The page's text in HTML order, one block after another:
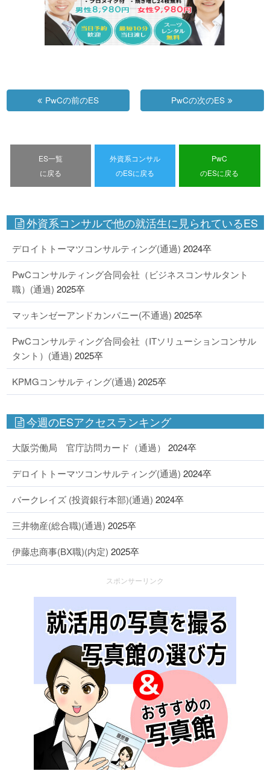
PwCの前のES PwCの次のES
ES一覧
に戻る
外資系コンサル
のESに戻る
PwC
のESに戻る
外資系コンサルで他の就活生に見られているES
デロイトトーマツコンサルティング(通過) 2024卒
PwCコンサルティング合同会社（ビジネスコンサルタント
職）(通過) 2025卒
マッキンゼーアンドカンパニー(不通過) 2025卒
PwCコンサルティング合同会社（ITソリューションコンサル
タント）(通過) 2025卒
KPMGコンサルティング(通過) 2025卒
今週のESアクセスランキング
大阪労働局 官庁訪問カード（通過） 2024卒
デロイトトーマツコンサルティング(通過) 2024卒
バークレイズ (投資銀行本部)(通過) 2024卒
三井物産(総合職)(通過) 2025卒
伊藤忠商事(BX職)(内定) 2025卒
スポンサーリンク